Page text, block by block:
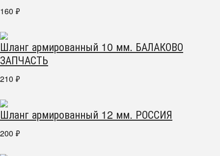
160 ₽
Шланг армированный 10 мм. БАЛАКОВО
ЗАПЧАСТЬ
210 ₽
Шланг армированный 12 мм. РОССИЯ
200 ₽